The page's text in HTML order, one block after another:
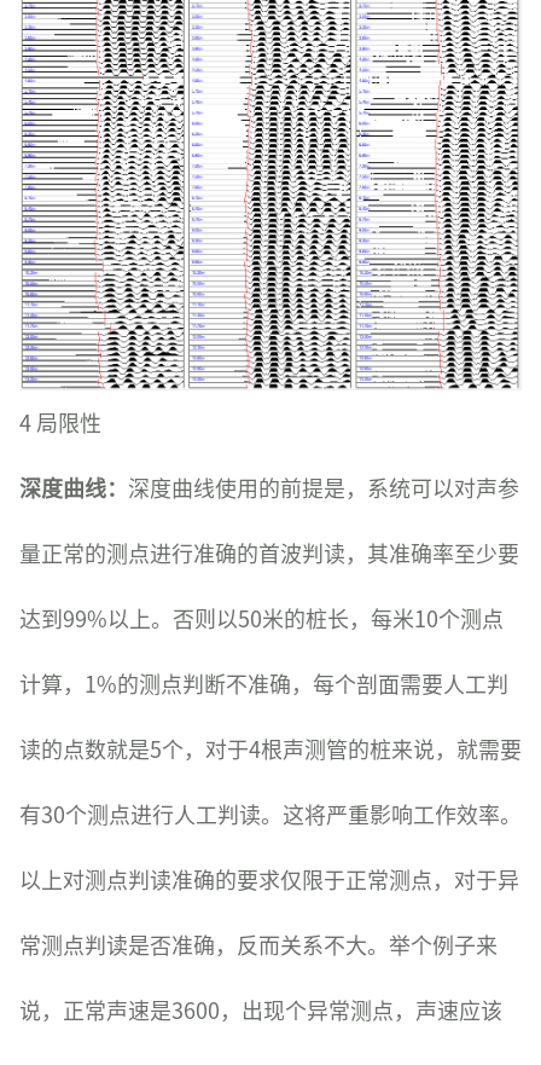
4 局限性
深度曲线： 深度曲线使用的前提是，系统可以对声参
量正常的测点进行准确的首波判读，其准确率至少要
达到99%以上。否则以50米的桩长，每米10个测点
计算，1%的测点判断不准确，每个剖面需要人工判
读的点数就是5个，对于4根声测管的桩来说，就需要
有30个测点进行人工判读。这将严重影响工作效率。
以上对测点判读准确的要求仅限于正常测点，对于异
常测点判读是否准确，反而关系不大。举个例子来
说，正常声速是3600，出现个异常测点，声速应该